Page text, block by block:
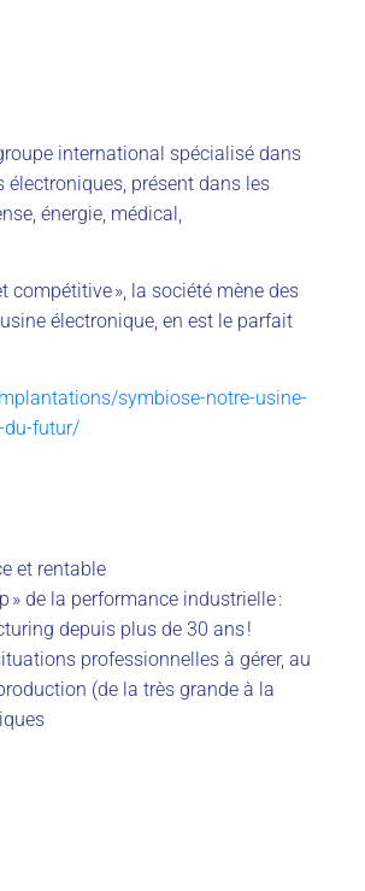
international spécialisé dans
électroniques, présent dans les
énergie, médical,
compétitive », la société mène des
électronique, en est le parfait
symbiose-notre-usine-
du-futur/
et rentable
» de la performance industrielle :
depuis plus de 30 ans !
professionnelles à gérer, au
(de la très grande à la